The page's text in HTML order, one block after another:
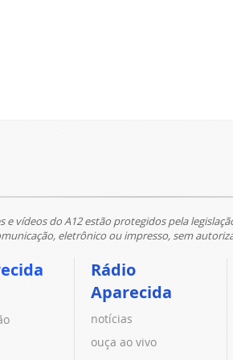
e vídeos do A12 estão protegidos pela
eletrônico ou impresso, sem
Rádio
Aparecida
notícias
ouça ao vivo